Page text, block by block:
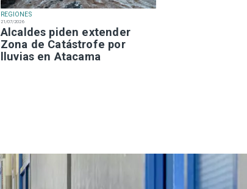
REGIONES
21/07/2026
Alcaldes piden extender
Zona de Catástrofe por
lluvias en Atacama